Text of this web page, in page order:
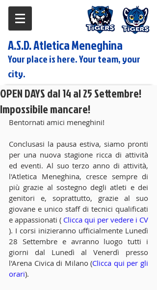
A.S.D. Atletica Meneghina
Your place is here. Your team, your
city.
OPEN DAYS dal 14 al 25 Settembre!
Impossibile mancare!
Bentornati amici meneghini!
Conclusasi la pausa estiva, siamo pronti
per una nuova stagione ricca di attività
ed eventi. Al suo terzo anno di attività,
l'Atletica Meneghina, cresce sempre di
più grazie al sostegno degli atleti e dei
genitori e, soprattutto, grazie al suo
giovane e unico staff di tecnici qualificati
e appassionati ( Clicca qui per vedere i CV
). I corsi inizieranno ufficialmente Lunedì
28 Settembre e avranno luogo tutti i
giorni dal Lunedì al Venerdì presso
l'Arena Civica di Milano (Clicca qui per gli
orari).